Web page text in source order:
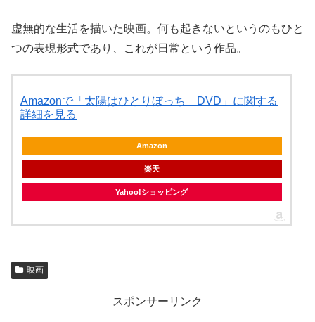
虚無的な生活を描いた映画。何も起きないというのもひと
つの表現形式であり、これが日常という作品。
Amazonで「太陽はひとりぼっち DVD」に関する
詳細を見る
Amazon
楽天
Yahoo!ショッピング
映画
スポンサーリンク